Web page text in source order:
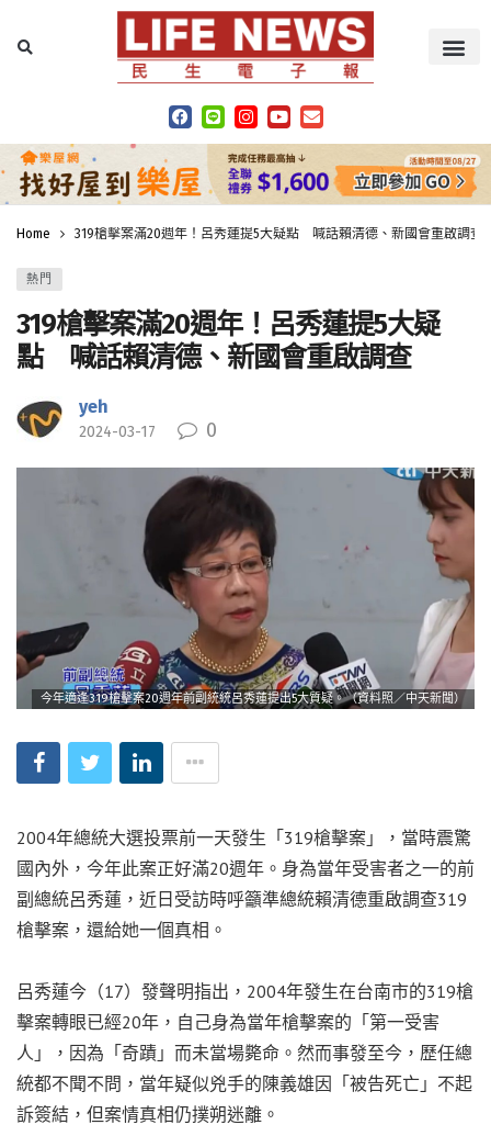
Home 319槍擊案滿20週年！呂秀蓮提5大疑點 喊話賴清德、新國會重啟調查
熱門
319槍擊案滿20週年！呂秀蓮提5大疑
點 喊話賴清德、新國會重啟調查
yeh
2024-03-17 0
今年適逢319槍擊案20週年前副統統呂秀蓮提出5大質疑。（資料照／中天新聞）
2004年總統大選投票前一天發生「319槍擊案」，當時震驚
國內外，今年此案正好滿20週年。身為當年受害者之一的前
副總統呂秀蓮，近日受訪時呼籲準總統賴清德重啟調查319
槍擊案，還給她一個真相。
呂秀蓮今（17）發聲明指出，2004年發生在台南市的319槍
擊案轉眼已經20年，自己身為當年槍擊案的「第一受害
人」，因為「奇蹟」而未當場斃命。然而事發至今，歷任總
統都不聞不問，當年疑似兇手的陳義雄因「被告死亡」不起
訴簽結，但案情真相仍撲朔迷離。